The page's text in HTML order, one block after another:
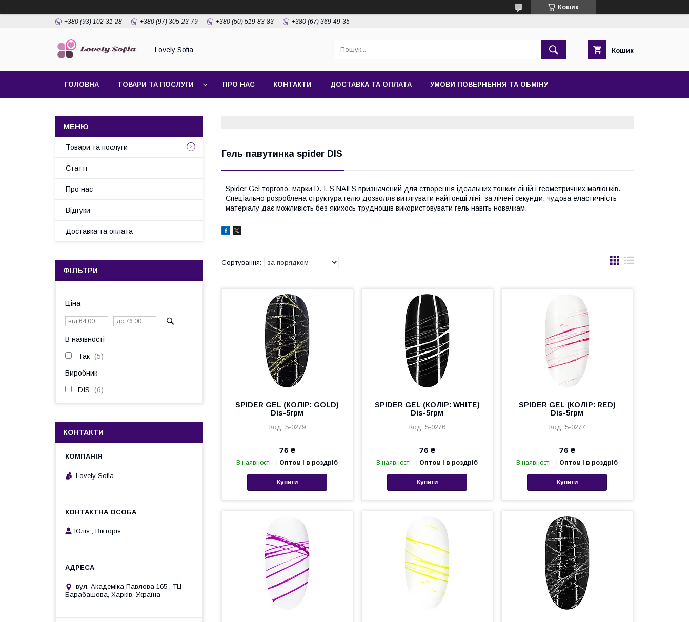
Кошик
+380 (93) 102-31-28 +380 (97) 305-23-79 +380 (50) 519-83-83 +380 (67) 369-49-35
Lovely Sofia Кошик
ГОЛОВНА ТОВАРИ ТА ПОСЛУГИ ПРО НАС КОНТАКТИ ДОСТАВКА ТА ОПЛАТА УМОВИ ПОВЕРНЕННЯ ТА ОБМІНУ
Гель павутинка spider DIS
Spider Gel торгової марки D. I. S NAILS призначений для створення ідеальних тонких ліній і геометричних малюнків.
Спеціально розроблена структура гелю дозволяє витягувати найтонші лінії за лічені секунди, чудова еластичність
матеріалу дає можливість без якихось труднощів використовувати гель навіть новачкам.
SPIDER GEL (КОЛІР: GOLD)
Dis-5грм
5-0279
76 ₴
В наявності Оптом і в роздріб
Купити
SPIDER GEL (КОЛІР: WHITE)
Dis-5грм
5-0276
76 ₴
В наявності Оптом і в роздріб
Купити
SPIDER GEL (КОЛІР: RED)
Dis-5грм
5-0277
76 ₴
В наявності Оптом і в роздріб
Купити
Товари та послуги
Статті
Про нас
Відгуки
Доставка та оплата
ФІЛЬТРИ
Ціна
В наявності
Так 5
Виробник
DIS 6
КОНТАКТИ
Lovely Sofia
Юлія , Вікторія
вул. Академіка Павлова 165 , ТЦ
Барабашова, Харків, Україна